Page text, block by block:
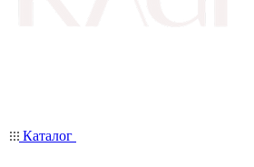
Каталог